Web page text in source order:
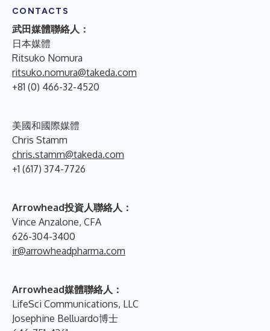
CONTACTS
武田媒體聯絡人：
日本媒體
Ritsuko Nomura
ritsuko.nomura@takeda.com
+81 (0) 466-32-4520
美國和國際媒體
Chris Stamm
chris.stamm@takeda.com
+1 (617) 374-7726
Arrowhead投資人聯絡人：
Vince Anzalone, CFA
626-304-3400
ir@arrowheadpharma.com
Arrowhead媒體聯絡人：
LifeSci Communications, LLC
Josephine Belluardo博士